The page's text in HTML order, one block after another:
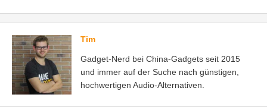
Tim
Gadget-Nerd bei China-Gadgets seit 2015
und immer auf der Suche nach günstigen,
hochwertigen Audio-Alternativen.